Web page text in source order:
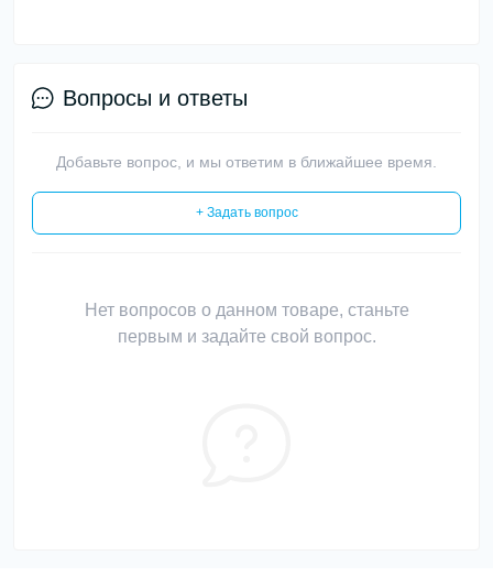
Вопросы и ответы
Добавьте вопрос, и мы ответим в ближайшее время.
+ Задать вопрос
Нет вопросов о данном товаре, станьте
первым и задайте свой вопрос.